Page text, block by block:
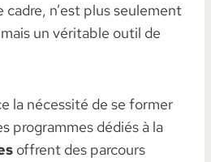
cadre, n’est plus seulement
un véritable outil de
la nécessité de se former
programmes dédiés à la
offrent des parcours